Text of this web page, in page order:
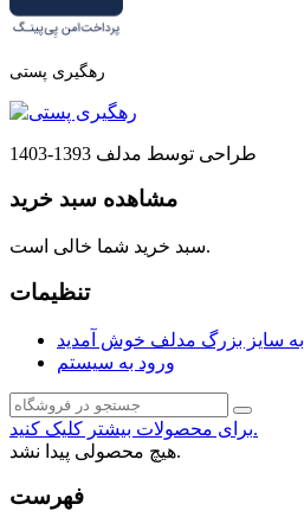
رهگیری پستی
طراحی توسط مدلف 1393-1403
مشاهده سبد خرید
سبد خرید شما خالی است.
تنظیمات
به سایز بزرگ مدلف خوش آمدید
ورود به سیستم
برای محصولات بیشتر کلیک کنید.
هیچ محصولی پیدا نشد.
فهرست